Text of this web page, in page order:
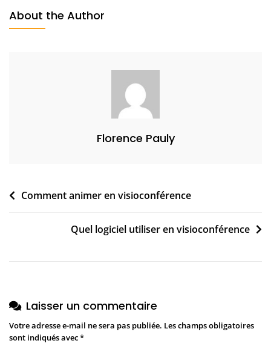
,
About the Author
Florence Pauly
Navigation
Comment animer en visioconférence
Quel logiciel utiliser en visioconférence
Laisser un commentaire
Votre adresse e-mail ne sera pas publiée. Les champs obligatoires
sont indiqués avec*